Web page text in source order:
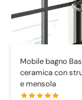
Mobile bagno
ceramica con
e mensola